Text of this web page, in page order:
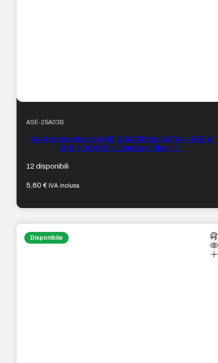
ASE-25A03B
Adattatore Aisens ASE-25A03B da SATA a USB-A
USB 3.0/USB3.1 Gen1 per dischi r…
12 disponibili
5,60€ IVA inclusa
Disponibile